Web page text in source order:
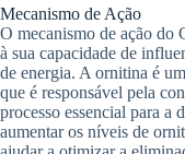
Mecanismo de Ação
O mecanismo de ação do
à sua capacidade de
de energia. A ornitina é
que é responsável pela
processo essencial para a
aumentar os níveis de